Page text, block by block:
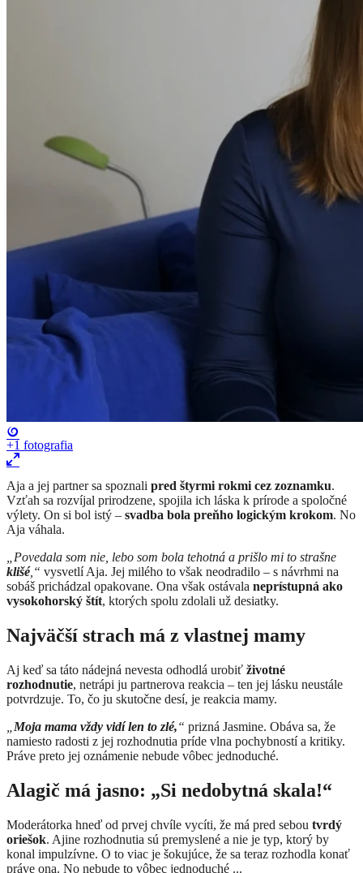
+1 fotografia
Aja a jej partner sa spoznali pred štyrmi rokmi cez zoznamku.
Vzťah sa rozvíjal prirodzene, spojila ich láska k prírode a spoločné
výlety. On si bol istý – svadba bola preňho logickým krokom. No
Aja váhala.
„Povedala som nie, lebo som bola tehotná a prišlo mi to strašne
klišé,“ vysvetlí Aja. Jej milého to však neodradilo – s návrhmi na
sobáš prichádzal opakovane. Ona však ostávala neprístupná ako
vysokohorský štít, ktorých spolu zdolali už desiatky.
Najväčší strach má z vlastnej mamy
Aj keď sa táto nádejná nevesta odhodlá urobiť životné
rozhodnutie, netrápi ju partnerova reakcia – ten jej lásku neustále
potvrdzuje. To, čo ju skutočne desí, je reakcia mamy.
Moja mama vždy vidí len to zlé,“ prizná Jasmine. Obáva sa, že
namiesto radosti z jej rozhodnutia príde vlna pochybností a kritiky.
Práve preto jej oznámenie nebude vôbec jednoduché.
Alagič má jasno: „Si nedobytná skala!“
Moderátorka hneď od prvej chvíle vycíti, že má pred sebou tvrdý
oriešok. Ajine rozhodnutia sú premyslené a nie je typ, ktorý by
konal impulzívne. O to viac je šokujúce, že sa teraz rozhodla konať
práve ona. No nebude to vôbec jednoduché ...